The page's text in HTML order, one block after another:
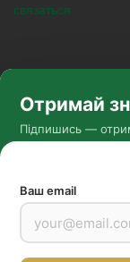
связаться
Соц. сети
Методы
Отримай
Підпишись —
Ваш email